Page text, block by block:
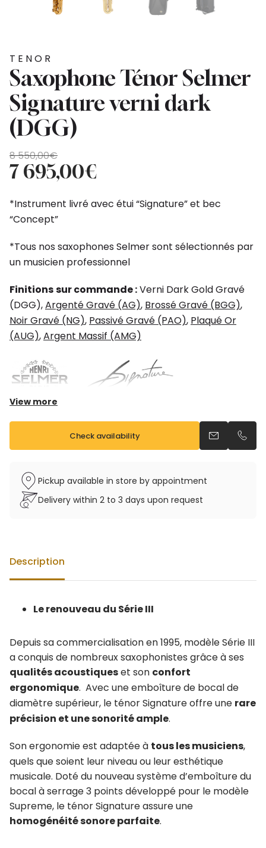
TENOR
Saxophone Ténor Selmer
Signature verni dark
(DGG)
8 550,00€
Original
price
was:
8
550,00€.
7 695,00€
Current
price
is:
7
695,00€.
*Instrument livré avec étui “Signature” et bec
“Concept”
*Tous nos saxophones Selmer sont sélectionnés par
un musicien professionnel
Finitionssur commande :Verni Dark Gold Gravé
(DGG),Argenté Gravé (AG), Brossé Gravé (BGG),
Noir Gravé (NG), Passivé Gravé (PAO), Plaqué Or
(AUG),Argent Massif (AMG)
Nouvelle gravure exclusive
Tonalité : Sib
Emboiture à serrage concentrique 3 points
Bague de serrage de l’emboiture réglable
Support pouce en métal doré à l’or fin
View more
Check availability Send anCall
Pickup available in store by appointment
Delivery within 2 to 3 days upon request
Description
Le renouveau du Série III
Depuis sa commercialisation en 1995, modèle Série III
a conquis de nombreux saxophonistes grâce à ses
qualités acoustiqueset son confort
ergonomique. Avec une emboîture de bocal de
diamètre supérieur, le ténor Signature offre une rare
précision et une sonorité ample.
Son ergonomie est adaptée à tous les musiciens,
quels que soient leur niveau ou leur esthétique
musicale. Doté du nouveau système d’emboîture du
bocal à serrage 3 points développé pour le modèle
Supreme, le ténor Signature assure une
homogénéité sonore parfaite.